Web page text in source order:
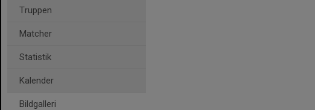
Truppen
Matcher
Statistik
Kalender
Bildgalleri